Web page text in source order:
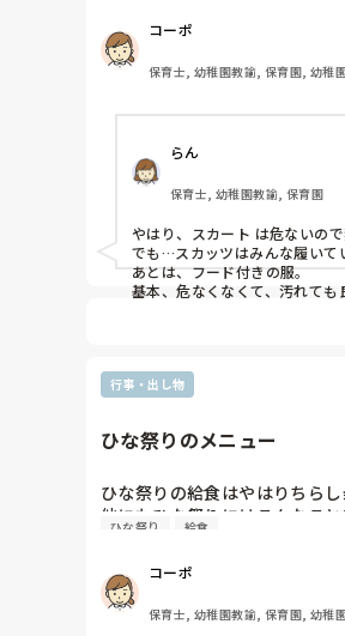
・フリルNGなど
コーポ
保育士, 幼稚園教諭, 保育園, 幼稚
らん
保育士, 幼稚園教諭, 保育園
やはり、スカート は危ないので
でも…スカッツはみんな履い
あとは、フード付きの服。
行事・出し物
ひな祭りのメニュー
ひな祭りの給食はやはりちら
他にもひな祭りにはこんなこ
ひな祭り 給食
コーポ
保育士, 幼稚園教諭, 保育園, 幼稚